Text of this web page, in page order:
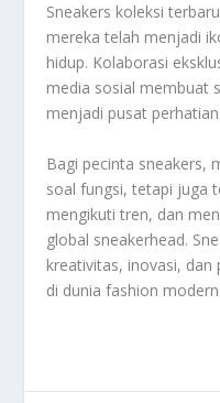
Sneakers koleksi
mereka telah menjadi
hidup. Kolaborasi
media sosial membuat
menjadi pusat perhatian.
Bagi pecinta sneakers,
soal fungsi, tetapi juga
mengikuti tren, dan
global sneakerhead.
kreativitas, inovasi,
di dunia fashion